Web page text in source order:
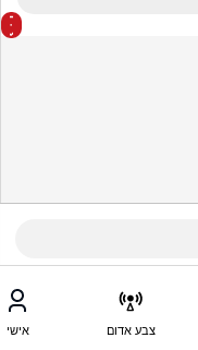
צבע אדום אישי